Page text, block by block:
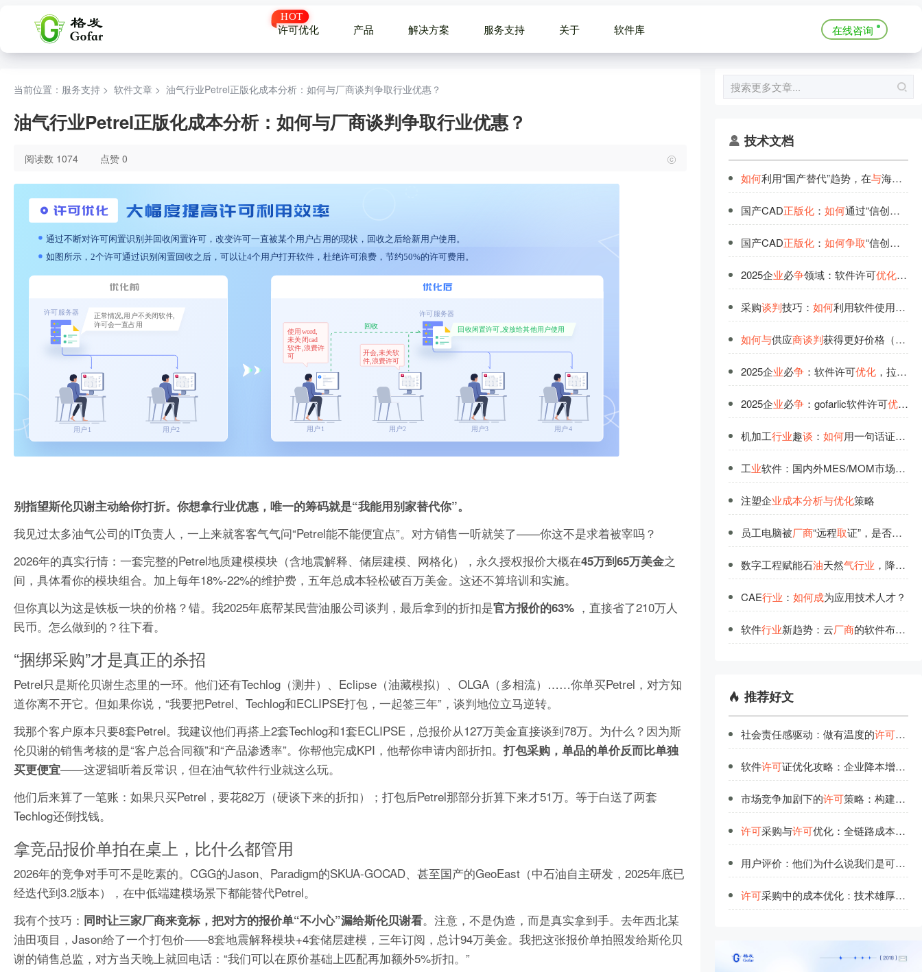
许可优化 产品 解决方案 服务支持 关于 软件库 在线咨询
当前位置：服务支持 > 软件文章 > 油气行业Petrel正版化成本分析：如何与厂商谈判争取行业优惠？
油气行业Petrel正版化成本分析：如何与厂商谈判争取行业优惠？
阅读数 1074 点赞 0
别指望斯伦贝谢主动给你打折。你想拿行业优惠，唯一的筹码就是“我能用别家替代你”。
我见过太多油气公司的IT负责人，一上来就客客气气问“Petrel能不能便宜点”。对方销售一听就笑了——你这不是求着被宰吗？
2026年的真实行情：一套完整的Petrel地质建模模块（含地震解释、储层建模、网格化），永久授权报价大概在45万到65万美金之
间，具体看你的模块组合。加上每年18%-22%的维护费，五年总成本轻松破百万美金。这还不算培训和实施。
但你真以为这是铁板一块的价格？错。我2025年底帮某民营油服公司谈判，最后拿到的折扣是官方报价的63% ，直接省了210万人
民币。怎么做到的？往下看。
“捆绑采购”才是真正的杀招
Petrel只是斯伦贝谢生态里的一环。他们还有Techlog（测井）、Eclipse（油藏模拟）、OLGA（多相流）……你单买Petrel，对方知
道你离不开它。但如果你说，“我要把Petrel、Techlog和ECLIPSE打包，一起签三年”，谈判地位立马逆转。
我那个客户原本只要8套Petrel。我建议他们再搭上2套Techlog和1套ECLIPSE，总报价从127万美金直接谈到78万。为什么？因为斯
伦贝谢的销售考核的是“客户总合同额”和“产品渗透率”。你帮他完成KPI，他帮你申请内部折扣。 打包采购，单品的单价反而比单独
买更便宜——这逻辑听着反常识，但在油气软件行业就这么玩。
他们后来算了一笔账：如果只买Petrel，要花82万（硬谈下来的折扣）；打包后Petrel那部分折算下来才51万。等于白送了两套
Techlog还倒找钱。
拿竞品报价单拍在桌上，比什么都管用
2026年的竞争对手可不是吃素的。CGG的Jason、Paradigm的SKUA-GOCAD、甚至国产的GeoEast（中石油自主研发，2025年底已
经迭代到3.2版本），在中低端建模场景下都能替代Petrel。
我有个技巧： 同时让三家厂商来竞标，把对方的报价单“不小心”漏给斯伦贝谢看。注意，不是伪造，而是真实拿到手。去年西北某
油田项目，Jason给了一个打包价——8套地震解释模块+4套储层建模，三年订阅，总计94万美金。我把这张报价单拍照发给斯伦贝
谢的销售总监，对方当天晚上就回电话：“我们可以在原价基础上匹配再加额外5%折扣。”
技术文档
如何利用“国产替代”趋势，在与海外软件
国产CAD正版化： 如何通过“信创政策”
国产CAD正版化： 如何争取“信创政策”补贴
2025企业必争领域：软件许可优化，拉
采购谈判技巧： 如何利用软件使用数据
如何与供应商谈判获得更好价格（软件采购
2025企业必争：软件许可优化，拉开同
2025企业必争：gofarlic软件许可优化
机加工行业趣谈 ： 如何用一句话证明你是干这
工业软件：国内外MES/MOM市场格局、主流
注塑企业成本分析与优化策略
员工电脑被厂商“远程取证”，是否合法？企
数字工程赋能石油天然气行业 ，降低复合材料管道
CAE行业 ： 如何成为应用技术人才？
软件行业新趋势：云厂商的软件布局
推荐好文
社会责任感驱动：做有温度的许可管理
软件许可证优化攻略：企业降本增效的关键策略
市场竞争加剧下的许可策略：构建企业核心优势
许可采购与许可优化：全链路成本管控方案
用户评价：他们为什么说我们是可信赖的
许可采购中的成本优化：技术雄厚团队的实战经验